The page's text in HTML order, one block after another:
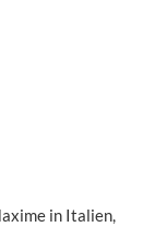
in Italien,